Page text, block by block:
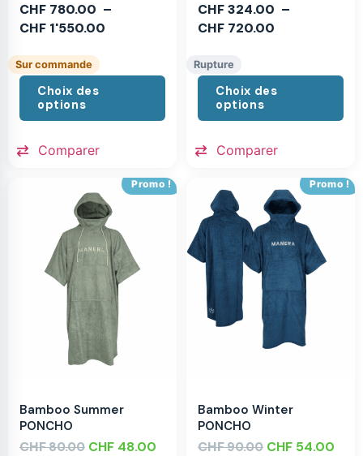
CHF 780.00 –
CHF 1'550.00
Sur commande
Choix des
options
Comparer
CHF324.00 –
CHF 720.00
Rupture
Choix des
options
Comparer
Promo !
Bamboo Summer
PONCHO
CHF80.00 CHF 48.00
Promo !
Bamboo Winter
PONCHO
CHF90.00 CHF 54.00